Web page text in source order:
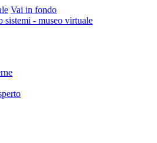
Vai in fondo